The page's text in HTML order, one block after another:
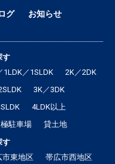
グ お知らせ
す
1LDK／1SLDK
2K／2DK
3K／3DK
4LDK以上
極駐車場
貸土地
す
市東地区
帯広市西地区